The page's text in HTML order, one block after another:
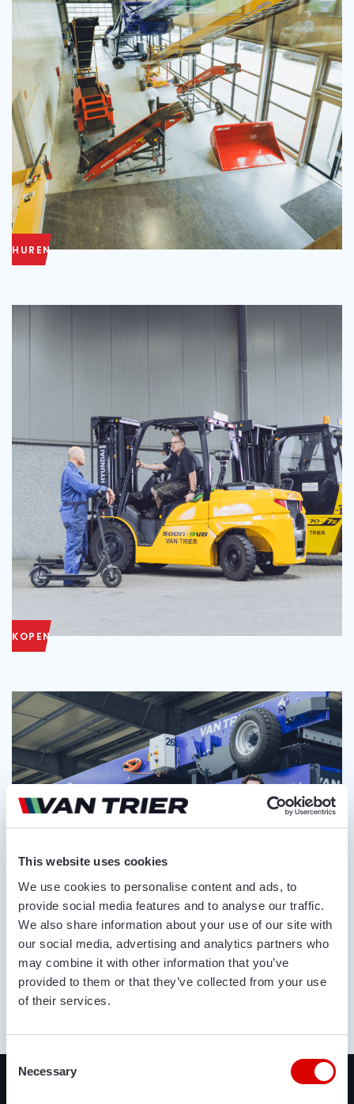
This website uses cookies
We use cookies to personalise content and ads, to
provide social media features and to analyse our traffic.
We also share information about your use of our site with
our social media, advertising and analytics partners who
may combine it with other information that you’ve
provided to them or that they’ve collected from your use
of their services.
Consent
Selection
Necessary
HUREN
KOPEN
Recent toegevoegd